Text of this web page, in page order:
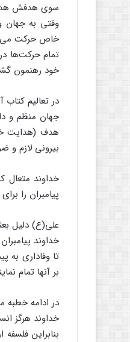
سوی هدفش
وقتی به جهان
خاص حرکت
تمام حرکت‌ها
خود رهنمون
در تعالیم
جهان منظم و
هدف (هدایت
بیرونی لازم و
خداوند متعال
پیامبران را
علی‌(ع) دلیل
خداوند
تا وفاداری به
بر آنها تمام
در ادامه خطبه
خداوند هرگز
بنابراین